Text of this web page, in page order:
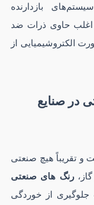
بازدارنده
اغلب حاوی ذرات ضد
الکتروشیمیایی از
در صنایع
و تقریباً هیچ صنعتی
رنگ های صنعتی
جلوگیری از خوردگی